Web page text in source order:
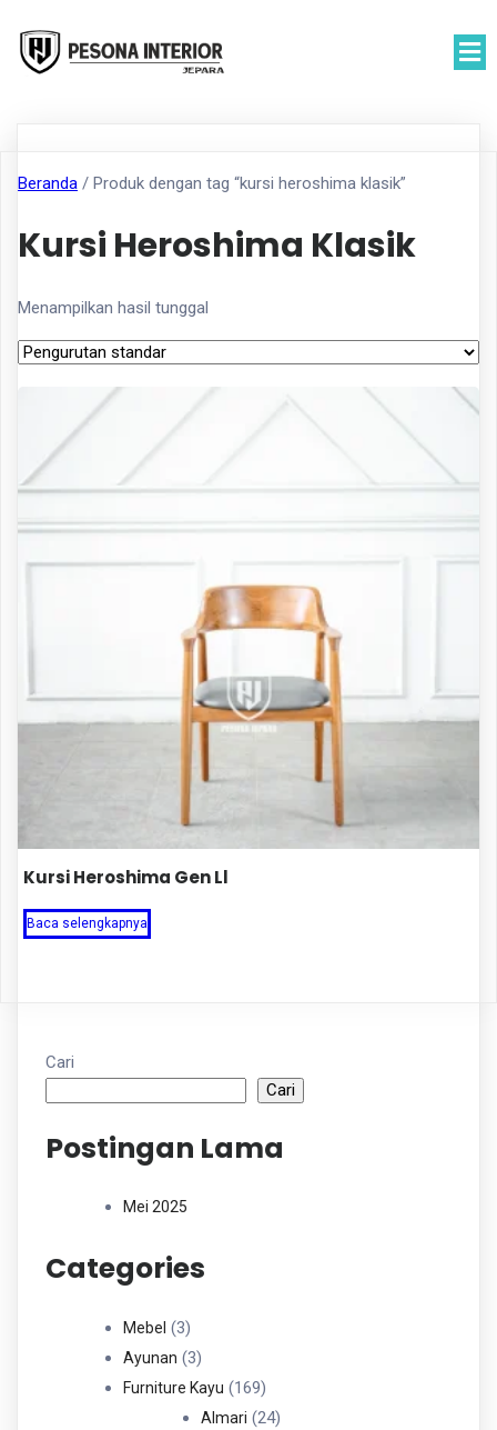
Beranda / Produk dengan tag “kursi heroshima klasik”
Kursi Heroshima Klasik
Menampilkan hasil tunggal
Kursi Heroshima Gen Ll
Baca selengkapnya
Cari
Cari
Postingan Lama
Mei 2025
Categories
Mebel 33
Produk
Ayunan 33
Produk
Furniture Kayu 169169
Produk
Almari 2424